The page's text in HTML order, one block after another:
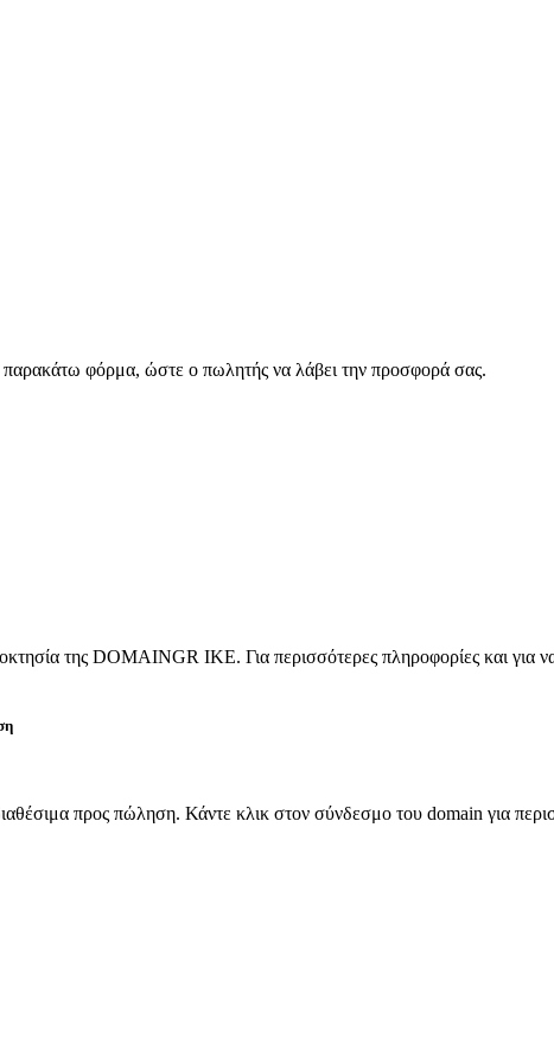
φόρμα, ώστε ο πωλητής να λάβει την προσφορά σας.
της DOMAINGR ΙΚΕ. Για περισσότερες πληροφορίες και για
προς πώληση. Κάντε κλικ στον σύνδεσμο του domain για